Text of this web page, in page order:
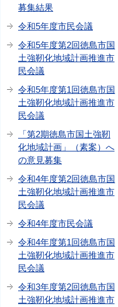
募集結果
令和5年度市民会議
令和5年度第2回徳島市国
土強靭化地域計画推進市
民会議
令和5年度第1回徳島市国
土強靭化地域計画推進市
民会議
「第2期徳島市国土強靭
化地域計画」（素案）へ
の意見募集
令和4年度第2回徳島市国
土強靭化地域計画推進市
民会議
令和4年度市民会議
令和4年度第1回徳島市国
土強靭化地域計画推進市
民会議
令和3年度第2回徳島市国
土強靭化地域計画推進市